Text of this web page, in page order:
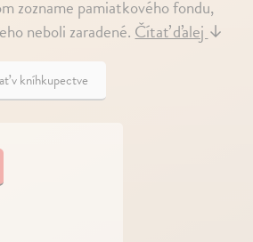
zozname pamiatkového fondu,
neboli zaradené.Čítať ďalej↓
v kníhkupectve